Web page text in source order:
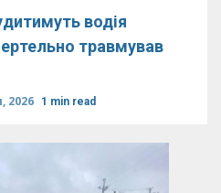
водія
травмував
2026 1 min read